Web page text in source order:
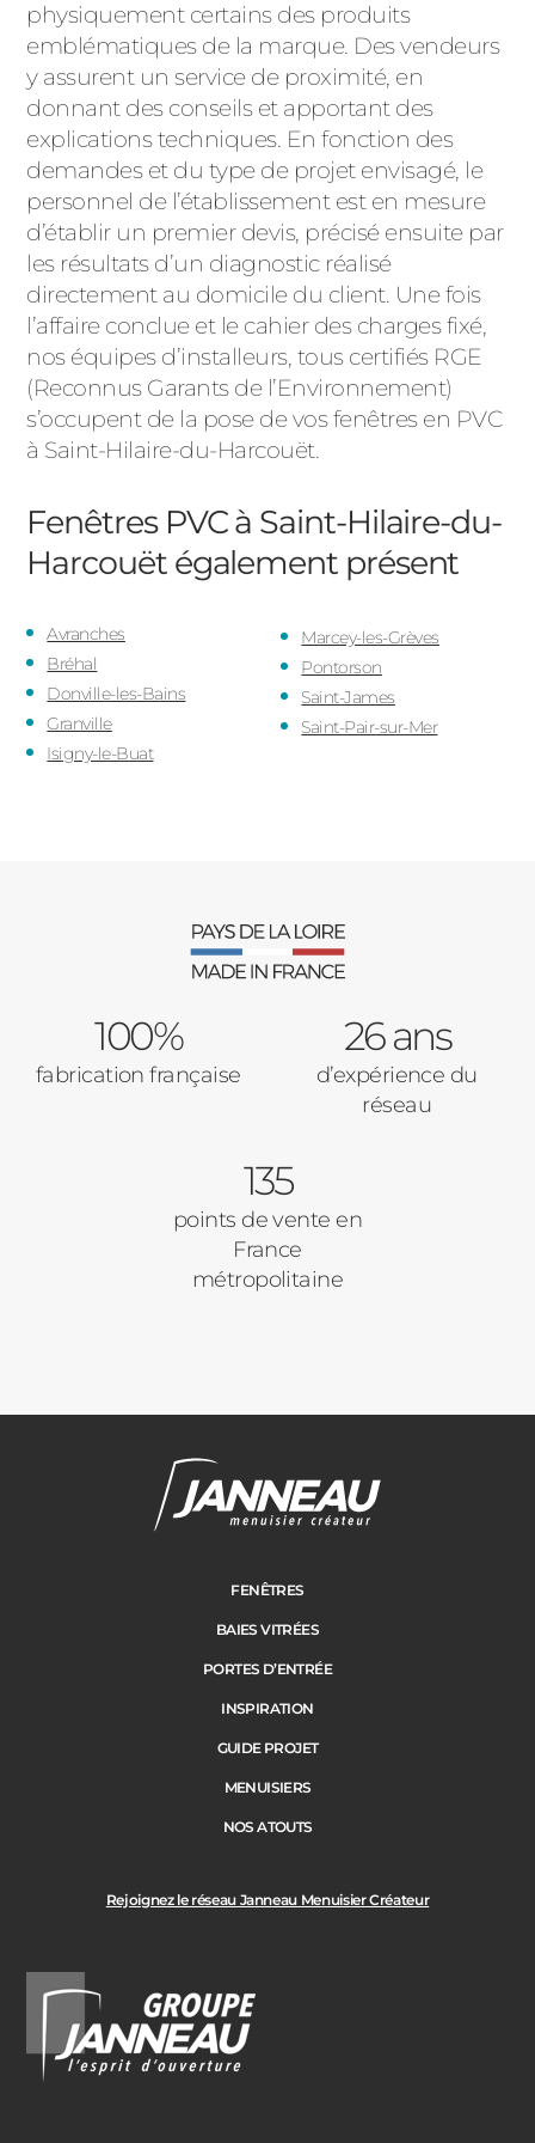
physiquement certains des produits
emblématiques de la marque. Des vendeurs
y assurent un service de proximité, en
donnant des conseils et apportant des
explications techniques. En fonction des
demandes et du type de projet envisagé, le
personnel de l’établissement est en mesure
d’établir un premier devis, précisé ensuite par
les résultats d’un diagnostic réalisé
directement au domicile du client. Une fois
l’affaire conclue et le cahier des charges fixé,
nos équipes d’installeurs, tous certifiés RGE
(Reconnus Garants de l’Environnement)
s’occupent de la pose de vos fenêtres en PVC
à Saint-Hilaire-du-Harcouët.
Fenêtres PVC à Saint-Hilaire-du-
Harcouëtégalement présent
Avranches
Bréhal
Donville-les-Bains
Granville
Isigny-le-Buat
Marcey-les-Grèves
Pontorson
Saint-James
Saint-Pair-sur-Mer
100%
fabrication française
26 ans
d’expérience du
réseau
135
points de vente en
France
métropolitaine
Rejoignez le réseau Janneau Menuisier Créateur
FENÊTRES
BAIES VITRÉES
PORTES D’ENTRÉE
INSPIRATION
GUIDE PROJET
MENUISIERS
NOS ATOUTS
Janneau Menuisier Créateur